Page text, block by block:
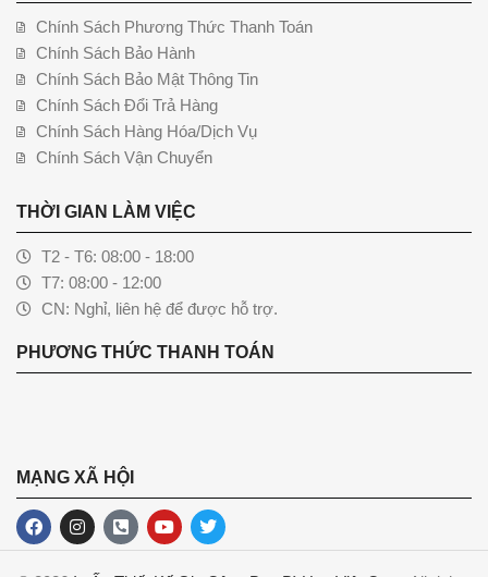
Chính Sách Phương Thức Thanh Toán
Chính Sách Bảo Hành
Chính Sách Bảo Mật Thông Tin
Chính Sách Đổi Trả Hàng
Chính Sách Hàng Hóa/Dịch Vụ
Chính Sách Vận Chuyển
THỜI GIAN LÀM VIỆC
T2 - T6: 08:00 - 18:00
T7: 08:00 - 12:00
CN: Nghỉ, liên hệ để được hỗ trợ.
PHƯƠNG THỨC THANH TOÁN
MẠNG XÃ HỘI